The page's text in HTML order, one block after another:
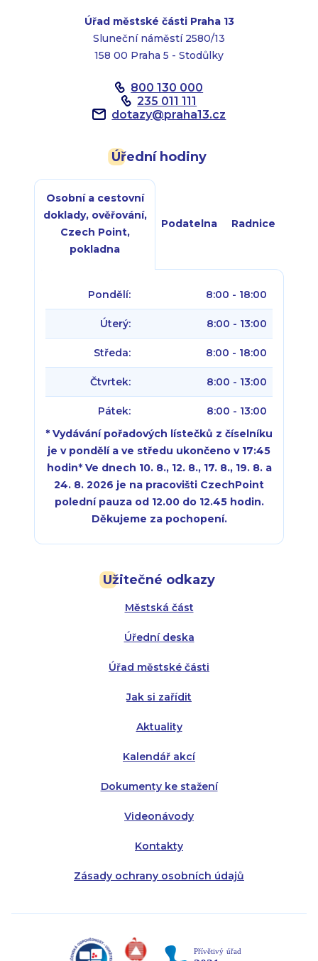
Úřad městské části Praha 13
Sluneční náměstí 2580/13
158 00 Praha 5 - Stodůlky
800 130 000
235 011 111
dotazy@praha13.cz
Užitečné odkazy
Městská část
Úřední deska
Úřad městské části
Jak si zařídit
Aktuality
Kalendář akcí
Dokumenty ke stažení
Videonávody
Kontakty
Zásady ochrany osobních údajů
Úřední hodiny
Osobní a cestovní
doklady, ověřování,
Czech Point,
pokladna
Podatelna Radnice
Pondělí: 8:00 - 18:00
Úterý: 8:00 - 13:00
Středa: 8:00 - 18:00
Čtvrtek: 8:00 - 13:00
Pátek:
8:00 - 13:00
* Vydávání pořadových lístečků z číselníku
je v pondělí a ve středu ukončeno v 17:45
hodin* Ve dnech 10. 8., 12. 8., 17. 8., 19. 8. a
24. 8. 2026 je na pracovišti CzechPoint
polední pauza od 12.00 do 12.45 hodin.
Děkujeme za pochopení.
Úterý:
Středa:
Čtvrtek:
Pátek:
Úterý:
Středa:
Čtvrtek: